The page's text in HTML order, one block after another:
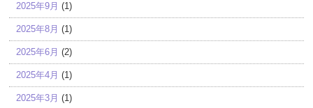
2025年9月 (1)
2025年8月 (1)
2025年6月 (2)
2025年4月 (1)
2025年3月 (1)